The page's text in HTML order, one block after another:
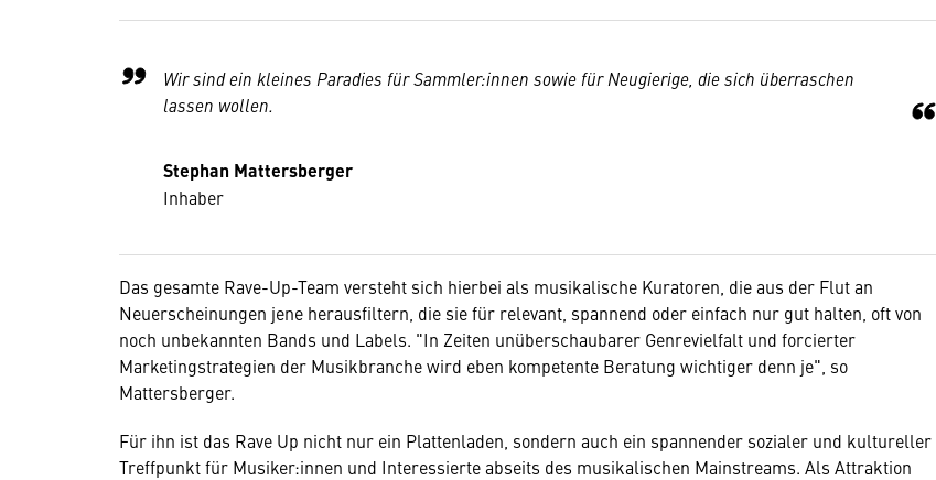
Wir sind ein kleines Paradies für Sammler:innen sowie für Neugierige, die sich überraschen
lassen wollen.
Stephan Mattersberger
Inhaber
Das gesamte Rave-Up-Team versteht sich hierbei als musikalische Kuratoren, die aus der Flut an
Neuerscheinungen jene herausfiltern, die sie für relevant, spannend oder einfach nur gut halten, oft von
noch unbekannten Bands und Labels. "In Zeiten unüberschaubarer Genrevielfalt und forcierter
Marketingstrategien der Musikbranche wird eben kompetente Beratung wichtiger denn je", so
Mattersberger.
Für ihn ist das Rave Up nicht nur ein Plattenladen, sondern auch ein spannender sozialer und kultureller
Treffpunkt für Musiker:innen und Interessierte abseits des musikalischen Mainstreams. Als Attraktion